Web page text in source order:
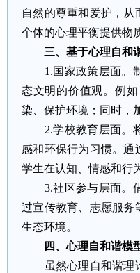
自然的尊重和爱护，
个体的心理平衡提供物
三、基于心理自和
1.国家政策层面。制
态文明的价值观。例
染、保护环境；同时，
2.学校教育层面。将
感和环保行为习惯。通
学生在认知、情感和行
3.社区参与层面。借
过宣传教育、志愿服务
生态环境。
四、心理自和谐模
虽然心理自和谐理论